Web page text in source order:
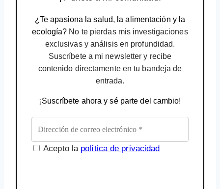
¿Te apasiona la salud, la alimentación y la
ecología? No te pierdas mis investigaciones
exclusivas y análisis en profundidad.
Suscríbete a mi newsletter y recibe
contenido directamente en tu bandeja de
entrada.
¡Suscríbete ahora y sé parte del cambio!
Acepto la política de privacidad